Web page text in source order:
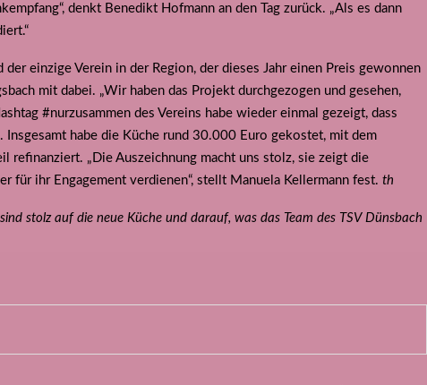
denkt Benedikt Hofmann an den Tag zurück. „Als es dann
einzige Verein in der Region, der dieses Jahr einen Preis gewonnen
mit dabei. „Wir haben das Projekt durchgezogen und gesehen,
#nurzusammen des Vereins habe wieder einmal gezeigt, dass
habe die Küche rund 30.000 Euro gekostet, mit dem
refinanziert. „Die Auszeichnung macht uns stolz, sie zeigt die
für ihr Engagement verdienen“, stellt Manuela Kellermann fest. th
stolz auf die neue Küche und darauf, was das Team des TSV Dünsbach